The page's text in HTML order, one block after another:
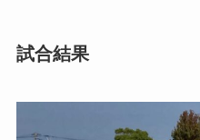
試合結果